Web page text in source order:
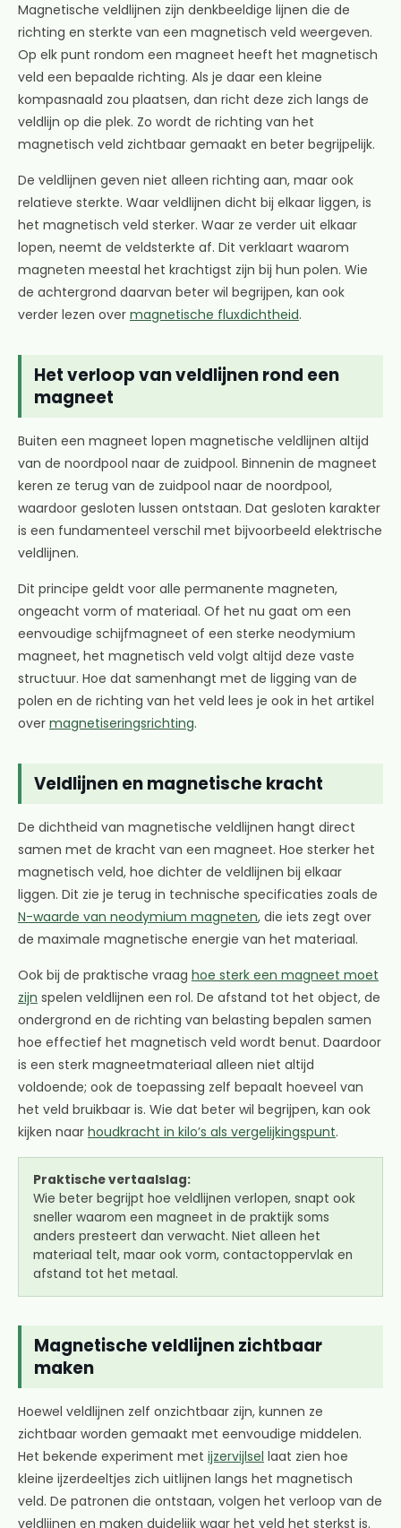
Magnetische veldlijnen zijn denkbeeldige lijnen die de
richting en sterkte van een magnetisch veld weergeven.
Op elk punt rondom een magneet heeft het magnetisch
veld een bepaalde richting. Als je daar een kleine
kompasnaald zou plaatsen, dan richt deze zich langs de
veldlijn op die plek. Zo wordt de richting van het
magnetisch veld zichtbaar gemaakt en beter begrijpelijk.
De veldlijnen geven niet alleen richting aan, maar ook
relatieve sterkte. Waar veldlijnen dicht bij elkaar liggen, is
het magnetisch veld sterker. Waar ze verder uit elkaar
lopen, neemt de veldsterkte af. Dit verklaart waarom
magneten meestal het krachtigst zijn bij hun polen. Wie
de achtergrond daarvan beter wil begrijpen, kan ook
verder lezen over magnetische fluxdichtheid.
Het verloop van veldlijnen rond een
magneet
Buiten een magneet lopen magnetische veldlijnen altijd
van de noordpool naar de zuidpool. Binnenin de magneet
keren ze terug van de zuidpool naar de noordpool,
waardoor gesloten lussen ontstaan. Dat gesloten karakter
is een fundamenteel verschil met bijvoorbeeld elektrische
veldlijnen.
Dit principe geldt voor alle permanente magneten,
ongeacht vorm of materiaal. Of het nu gaat om een
eenvoudige schijfmagneet of een sterke neodymium
magneet, het magnetisch veld volgt altijd deze vaste
structuur. Hoe dat samenhangt met de ligging van de
polen en de richting van het veld lees je ook in het artikel
over magnetiseringsrichting.
Veldlijnen en magnetische kracht
De dichtheid van magnetische veldlijnen hangt direct
samen met de kracht van een magneet. Hoe sterker het
magnetisch veld, hoe dichter de veldlijnen bij elkaar
liggen. Dit zie je terug in technische specificaties zoals de
N-waarde van neodymium magneten, die iets zegt over
de maximale magnetische energie van het materiaal.
Ook bij de praktische vraag hoe sterk een magneet moet
zijn spelen veldlijnen een rol. De afstand tot het object, de
ondergrond en de richting van belasting bepalen samen
hoe effectief het magnetisch veld wordt benut. Daardoor
is een sterk magneetmateriaal alleen niet altijd
voldoende; ook de toepassing zelf bepaalt hoeveel van
het veld bruikbaar is. Wie dat beter wil begrijpen, kan ook
kijken naar houdkracht in kilo’s als vergelijkingspunt.
Praktische vertaalslag:
Wie beter begrijpt hoe veldlijnen verlopen, snapt ook
sneller waarom een magneet in de praktijk soms
anders presteert dan verwacht. Niet alleen het
materiaal telt, maar ook vorm, contactoppervlak en
afstand tot het metaal.
Magnetische veldlijnen zichtbaar
maken
Hoewel veldlijnen zelf onzichtbaar zijn, kunnen ze
zichtbaar worden gemaakt met eenvoudige middelen.
Het bekende experiment met ijzervijlsel laat zien hoe
kleine ijzerdeeltjes zich uitlijnen langs het magnetisch
veld. De patronen die ontstaan, volgen het verloop van de
veldlijnen en maken duidelijk waar het veld het sterkst is.